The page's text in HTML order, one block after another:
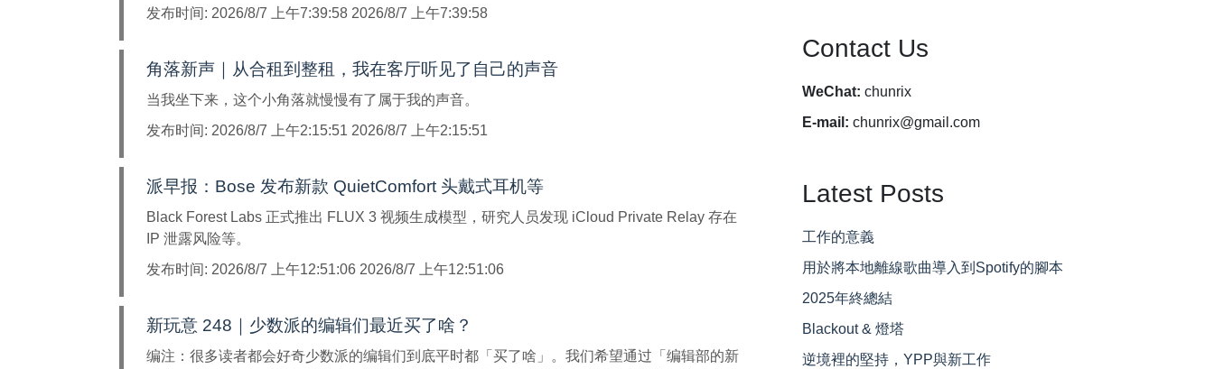
发布时间: 2026/8/7 上午7:39:58 2026/8/7 上午7:39:58
角落新声｜从合租到整租，我在客厅听见了自己的声音
当我坐下来，这个小角落就慢慢有了属于我的声音。
发布时间: 2026/8/7 上午2:15:51 2026/8/7 上午2:15:51
派早报：Bose 发布新款 QuietComfort 头戴式耳机等
Black Forest Labs 正式推出 FLUX 3 视频生成模型，研究人员发现 iCloud Private Relay 存在
IP 泄露风险等。
发布时间: 2026/8/7 上午12:51:06 2026/8/7 上午12:51:06
新玩意 248｜少数派的编辑们最近买了啥？
编注：很多读者都会好奇少数派的编辑们到底平时都「买了啥」。我们希望通过「编辑部的新
Contact Us
WeChat: chunrix
E-mail: chunrix@gmail.com
Latest Posts
工作的意義
用於將本地離線歌曲導入到Spotify的腳本
2025年終總結
Blackout & 燈塔
逆境裡的堅持，YPP與新工作